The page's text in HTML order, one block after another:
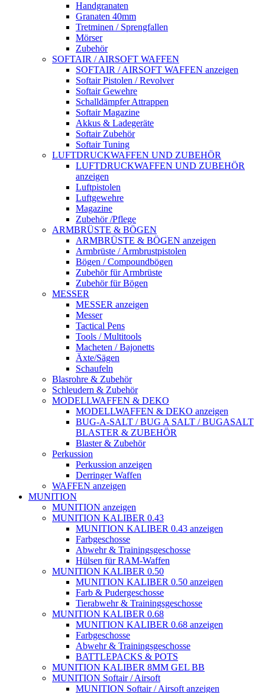
Handgranaten
Granaten 40mm
Tretminen / Sprengfallen
Mörser
Zubehör
SOFTAIR / AIRSOFT WAFFEN
SOFTAIR / AIRSOFT WAFFEN anzeigen
Softair Pistolen / Revolver
Softair Gewehre
Schalldämpfer Attrappen
Softair Magazine
Akkus & Ladegeräte
Softair Zubehör
Softair Tuning
LUFTDRUCKWAFFEN UND ZUBEHÖR
LUFTDRUCKWAFFEN UND ZUBEHÖR
anzeigen
Luftpistolen
Luftgewehre
Magazine
Zubehör /Pflege
ARMBRÜSTE & BÖGEN
ARMBRÜSTE & BÖGEN anzeigen
Armbrüste / Armbrustpistolen
Bögen / Compoundbögen
Zubehör für Armbrüste
Zubehör für Bögen
MESSER
MESSER anzeigen
Messer
Tactical Pens
Tools / Multitools
Macheten / Bajonetts
Äxte/Sägen
Schaufeln
Blasrohre & Zubehör
Schleudern & Zubehör
MODELLWAFFEN & DEKO
MODELLWAFFEN & DEKO anzeigen
BUG-A-SALT / BUG A SALT / BUGASALT
BLASTER & ZUBEHÖR
Blaster & Zubehör
Perkussion
Perkussion anzeigen
Derringer Waffen
WAFFEN anzeigen
MUNITION
MUNITION anzeigen
MUNITION KALIBER 0.43
MUNITION KALIBER 0.43 anzeigen
Farbgeschosse
Abwehr & Trainingsgeschosse
Hülsen für RAM-Waffen
MUNITION KALIBER 0.50
MUNITION KALIBER 0.50 anzeigen
Farb & Pudergeschosse
Tierabwehr & Trainingsgeschosse
MUNITION KALIBER 0.68
MUNITION KALIBER 0.68 anzeigen
Farbgeschosse
Abwehr & Trainingsgeschosse
BATTLEPACKS & POTS
MUNITION KALIBER 8MM GEL BB
MUNITION Softair / Airsoft
MUNITION Softair / Airsoft anzeigen